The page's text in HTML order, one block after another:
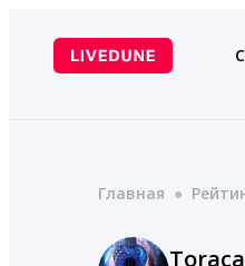
содержимому
Главная ●